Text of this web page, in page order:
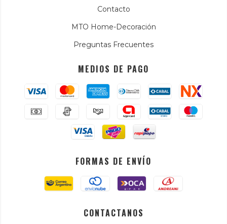
Contacto
MTO Home-Decoración
Preguntas Frecuentes
MEDIOS DE PAGO
FORMAS DE ENVÍO
CONTACTANOS